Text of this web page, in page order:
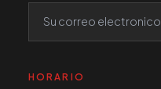
HORARIO